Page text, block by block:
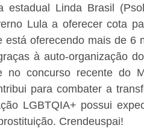
estadual Linda Brasil
Lula a oferecer cota
está oferecendo mais de 6
à auto-organização
no concurso recente do
para combater a
LGBTQIA+ possui
Crendeuspai!